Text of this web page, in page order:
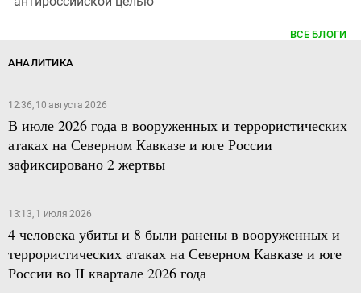
ВСЕ БЛОГИ
АНАЛИТИКА
12:36, 10 августа 2026
В июле 2026 года в вооруженных и террористических
атаках на Северном Кавказе и юге России
зафиксировано 2 жертвы
13:13, 1 июля 2026
4 человека убиты и 8 были ранены в вооруженных и
террористических атаках на Северном Кавказе и юге
России во II квартале 2026 года